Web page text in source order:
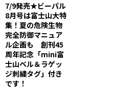
7/9発売★ビーパル
8月号は富士山大特
集！夏の危険生物
完全防御マニュア
ル企画も 創刊45
周年記念「mini富
士山ベル＆ラゲッ
ジ刺繍タグ」付き
です！